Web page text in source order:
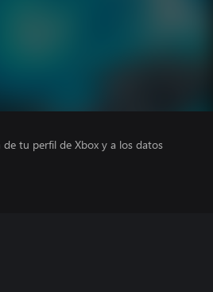
de tu perfil de Xbox y a los datos